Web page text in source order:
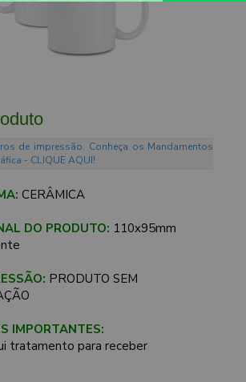
de impressão. Conheça os Mandamentos
- CLIQUE AQUI!
CERÂMICA
DO PRODUTO: 110x95mm
PRODUTO SEM
IMPORTANTES:
tratamento para receber